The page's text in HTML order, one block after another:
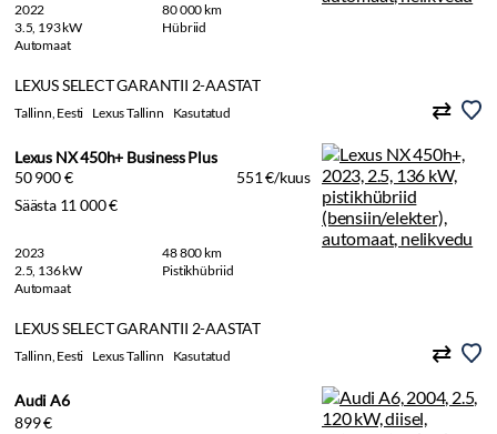
2022
80 000 km
3.5, 193 kW
Hübriid
Automaat
LEXUS SELECT GARANTII 2-AASTAT
Tallinn, Eesti Lexus Tallinn Kasutatud
Lexus NX 450h+ Business Plus
50 900 €
551 €/kuus
Säästa 11 000 €
2023
48 800 km
2.5, 136 kW
Pistikhübriid
Automaat
LEXUS SELECT GARANTII 2-AASTAT
Tallinn, Eesti Lexus Tallinn Kasutatud
Audi A6
899 €